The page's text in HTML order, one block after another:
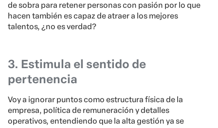
de sobra para retener personas con pasión por lo que
hacen también es capaz de atraer a los mejores
talentos, ¿no es verdad?
3. Estimula el sentido de
pertenencia
Voy a ignorar puntos como estructura física de la
empresa, política de remuneración y detalles
operativos, entendiendo que la alta gestión ya se